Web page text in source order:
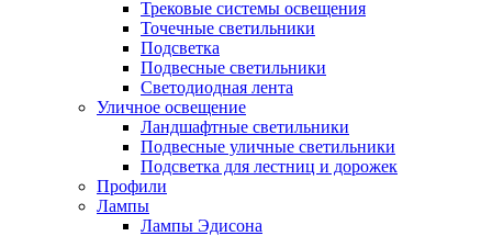
Трековые системы освещения
Точечные светильники
Подсветка
Подвесные светильники
Светодиодная лента
Уличное освещение
Ландшафтные светильники
Подвесные уличные светильники
Подсветка для лестниц и дорожек
Профили
Лампы
Лампы Эдисона